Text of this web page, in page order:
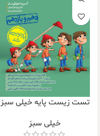
تست زیست پایه خیلی سبز
خیلی سبز